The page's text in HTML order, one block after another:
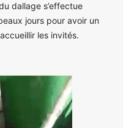
dallage s’effectue
jours pour avoir un
les invités.